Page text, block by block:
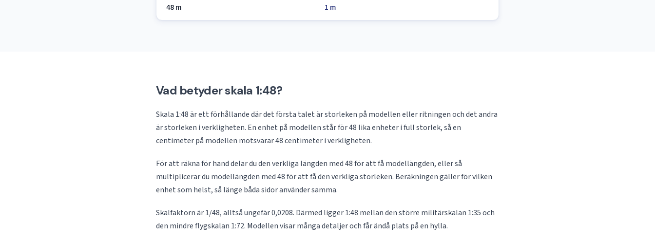
48 m 1 m
Vad betyder skala 1:48?
Skala 1:48 är ett förhållande där det första talet är storleken på modellen eller ritningen och det andra
är storleken i verkligheten. En enhet på modellen står för 48 lika enheter i full storlek, så en
centimeter på modellen motsvarar 48 centimeter i verkligheten.
För att räkna för hand delar du den verkliga längden med 48 för att få modellängden, eller så
multiplicerar du modellängden med 48 för att få den verkliga storleken. Beräkningen gäller för vilken
enhet som helst, så länge båda sidor använder samma.
Skalfaktorn är 1/48, alltså ungefär 0,0208. Därmed ligger 1:48 mellan den större militärskalan 1:35 och
den mindre flygskalan 1:72. Modellen visar många detaljer och får ändå plats på en hylla.